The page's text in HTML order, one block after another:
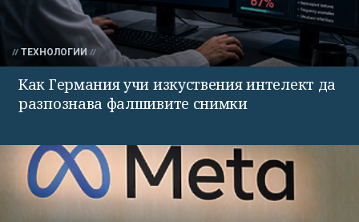
ТЕХНОЛОГИИ
Как Германия учи изкуствения интелект да
разпознава фалшивите снимки